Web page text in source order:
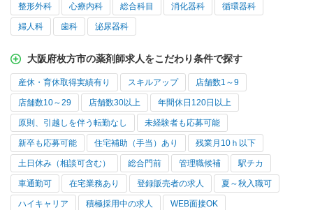
整形外科 心療内科 総合科目 消化器科 循環器科
婦人科 歯科 泌尿器科
大阪府枚方市の薬剤師求人をこだわり条件で探す
産休・育休取得実績有り スキルアップ 店舗数1～9
店舗数10～29 店舗数30以上 年間休日120日以上
原則、引越しを伴う転勤なし 未経験者も応募可能
新卒も応募可能 住宅補助（手当）あり 残業月10ｈ以下
土日休み（相談可含む） 総合門前 管理職候補 駅チカ
車通勤可 在宅業務あり 登録販売者の求人 夏～秋入職可
ハイキャリア 積極採用中の求人 WEB面接OK